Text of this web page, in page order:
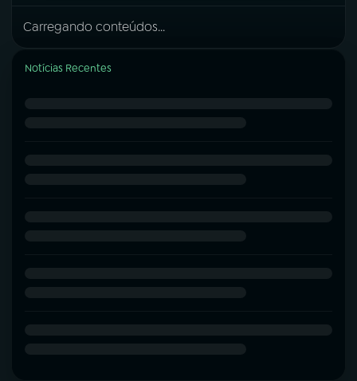
Carregando conteúdos...
Notícias Recentes